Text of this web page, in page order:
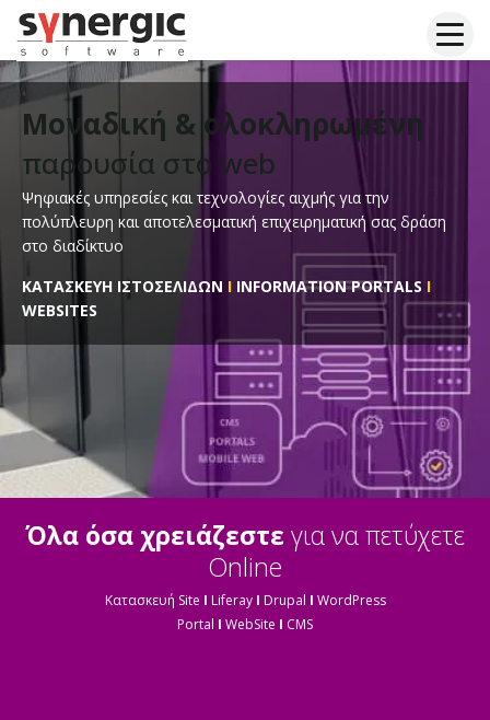
Μεταπηδήστε
στο
περιεχόμενο
Μοναδική & ολοκληρωμένη
παρουσία στο web
Ψηφιακές υπηρεσίες και τεχνολογίες αιχμής για την
πολύπλευρη και αποτελεσματική επιχειρηματική σας δράση
στο διαδίκτυο
ΚΑΤΑΣΚΕΥΗ ΙΣΤΟΣΕΛΙΔΩΝ I INFORMATION PORTALS I
WEBSITES
Όλα όσα χρειάζεστε για να πετύχετε
Online
Κατασκευή Site I Liferay I Drupal I WordPress
Portal I WebSite I CMS